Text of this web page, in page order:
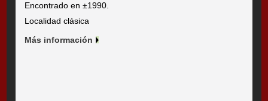
Encontrado en ±1990.
Localidad clásica
Más información